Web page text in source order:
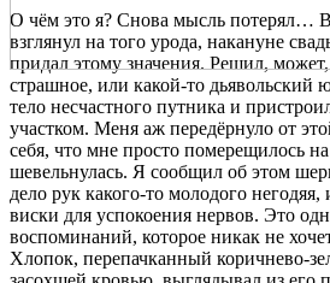
О чём это я? Снова мысль потерял…
взглянул на того урода, накануне
придал этому значения. Решил, может,
страшное, или какой-то дьявольский
тело несчастного путника и
участком. Меня аж передёрнуло от
себя, что мне просто померещилось
шевельнулась. Я сообщил об этом
дело рук какого-то молодого негодяя,
виски для успокоения нервов. Это
воспоминаний, которое никак не
Хлопок, перепачканный коричнево-